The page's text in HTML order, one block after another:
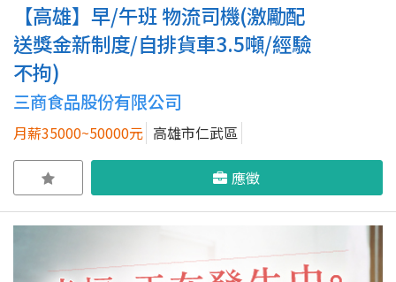
【高雄】早/午班 物流司機(激勵配
送獎金新制度/自排貨車3.5噸/經驗
不拘)
三商食品股份有限公司
月薪35000~50000元 高雄市仁武區
應徵